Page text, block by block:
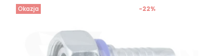
Okazja -22%